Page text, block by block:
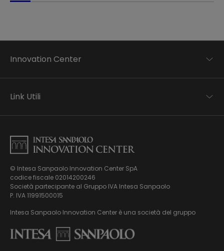
© Intesa Sanpaolo Innovation Center SpA
codice fiscale 02014200246
Società partecipante al Gruppo IVA Intesa Sanpaolo
P. IVA 11991500015
Intesa Sanpaolo Innovation Center è una società del gruppo
Innovation Center
Applied research
Business transformation
Chi siamo
News ed Eventi
Podcast
Virtual Tour
Link Utili
Informativa Privacy
Informativa Privacy Careers
Privacy e Cookie Policy
Mappa del sito
Whistleblowing
Modello di gestione, organizzazione e controllo ex Dlgs.